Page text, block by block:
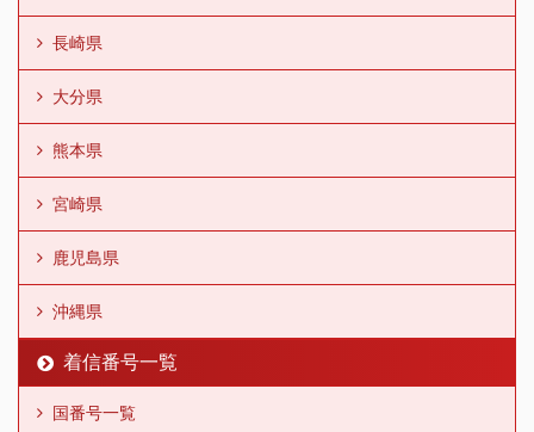
長崎県
大分県
熊本県
宮崎県
鹿児島県
沖縄県
着信番号一覧
国番号一覧